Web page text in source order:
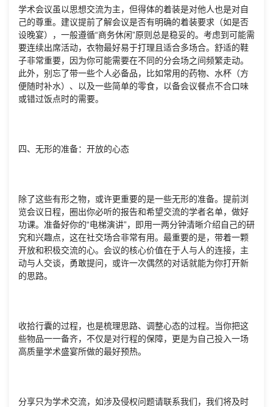
学术会议虽以思想交流为主，但得体的着装是对他人也是对自
己的尊重。建议提前了解会议是否有明确的着装要求（如是否
设晚宴），一般遵循“商务休闲”原则总是稳妥的。考虑到可能需
要连续出席活动，衣物最好易于打理且适合多场合。舒适的鞋
子非常重要，因为你可能需要在不同的分会场之间频繁走动。
此外，别忘了带一些个人必备品，比如常用的药物、水杯（方
便随时补水）、以及一些简单的零食，以备会议餐点不合口味
或错过饭点时的需要。
四、无形的准备：开放的心态
除了这些有形之物，或许更重要的是一些无形的准备。提前浏
览会议日程，圈出你必听的报告和希望交流的学者名单，做好
功课。准备好你的“电梯演讲”，即用一两分钟清晰介绍自己的研
究和兴趣点，这在社交场合非常有用。最重要的是，带着一颗
开放和积极交流的心。会议的核心价值在于人与人的连接，主
动与人交谈，勇敢提问，或许一次偶然的对话就能为你打开新
的思路。
收拾行囊的过程，也是梳理思路、调整心态的过程。当你把这
些物品一一备齐，不仅是对行程的保障，更是为自己投入一场
高质量学术盛宴所做的最好预热。
分享只为学术交流，如涉及侵权问题请联系我们，我们将及时